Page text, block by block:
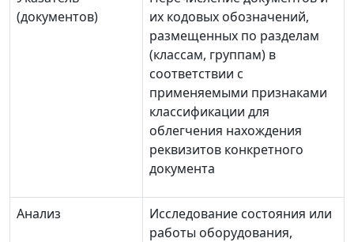
(документов)
их кодовых обозначений,
размещенных по разделам
(классам, группам) в
соответствии с
применяемыми признаками
классификации для
облегчения нахождения
реквизитов конкретного
документа
Анализ
Исследование состояния или
работы оборудования,